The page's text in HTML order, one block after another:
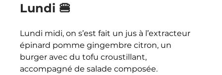
Lundi 🍔
Lundi midi, on s’est fait un jus à l’extracteur
épinard pomme gingembre citron, un
burger avec du tofu croustillant,
accompagné de salade composée.